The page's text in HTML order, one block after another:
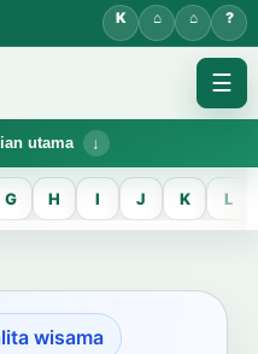
☰
utama
dalam bahasa Indonesia saat
Indonesia.
G H I J K L
wisama